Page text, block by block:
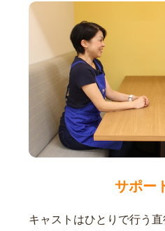
サポー
キャストはひとりで行う